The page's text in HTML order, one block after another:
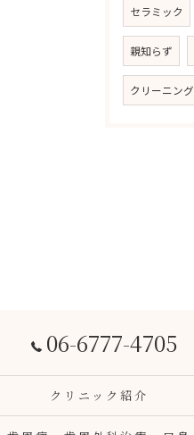
セラミック
親知らず
クリーニング
06-6777-4705
クリニック紹介